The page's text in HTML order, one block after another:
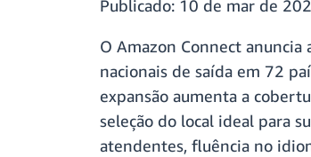
Publicado: 10 de mar de
O Amazon Connect
nacionais de saída em 72
expansão aumenta a
seleção do local ideal para
atendentes, fluência no